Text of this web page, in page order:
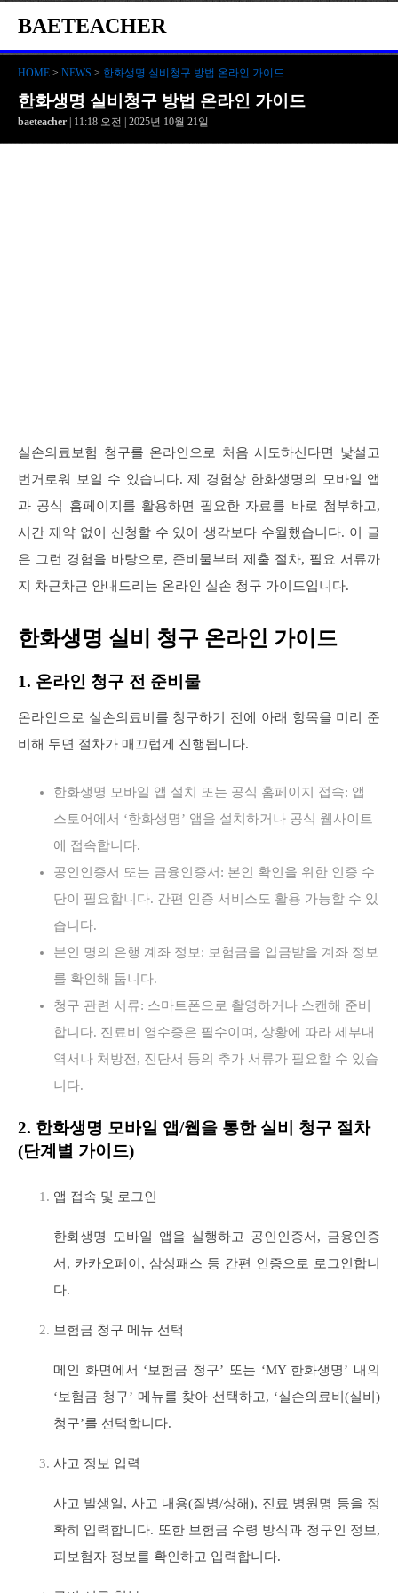
BAETEACHER
HOME > NEWS > 한화생명 실비청구 방법 온라인 가이드
한화생명 실비청구 방법 온라인 가이드
baeteacher | 11:18 오전 | 2025년 10월 21일
실손의료보험 청구를 온라인으로 처음 시도하신다면 낯설고
번거로워 보일 수 있습니다. 제 경험상 한화생명의 모바일 앱
과 공식 홈페이지를 활용하면 필요한 자료를 바로 첨부하고,
시간 제약 없이 신청할 수 있어 생각보다 수월했습니다. 이 글
은 그런 경험을 바탕으로, 준비물부터 제출 절차, 필요 서류까
지 차근차근 안내드리는 온라인 실손 청구 가이드입니다.
한화생명 실비 청구 온라인 가이드
1. 온라인 청구 전 준비물
온라인으로 실손의료비를 청구하기 전에 아래 항목을 미리 준
비해 두면 절차가 매끄럽게 진행됩니다.
한화생명 모바일 앱 설치 또는 공식 홈페이지 접속: 앱
스토어에서 ‘한화생명’ 앱을 설치하거나 공식 웹사이트
에 접속합니다.
공인인증서 또는 금융인증서: 본인 확인을 위한 인증 수
단이 필요합니다. 간편 인증 서비스도 활용 가능할 수 있
습니다.
본인 명의 은행 계좌 정보: 보험금을 입금받을 계좌 정보
를 확인해 둡니다.
청구 관련 서류: 스마트폰으로 촬영하거나 스캔해 준비
합니다. 진료비 영수증은 필수이며, 상황에 따라 세부내
역서나 처방전, 진단서 등의 추가 서류가 필요할 수 있습
니다.
2. 한화생명 모바일 앱/웹을 통한 실비 청구 절차
(단계별 가이드)
앱 접속 및 로그인
한화생명 모바일 앱을 실행하고 공인인증서, 금융인증
서, 카카오페이, 삼성패스 등 간편 인증으로 로그인합니
다.
보험금 청구 메뉴 선택
메인 화면에서 ‘보험금 청구’ 또는 ‘MY 한화생명’ 내의
‘보험금 청구’ 메뉴를 찾아 선택하고, ‘실손의료비(실비)
청구’를 선택합니다.
사고 정보 입력
사고 발생일, 사고 내용(질병/상해), 진료 병원명 등을 정
확히 입력합니다. 또한 보험금 수령 방식과 청구인 정보,
피보험자 정보를 확인하고 입력합니다.